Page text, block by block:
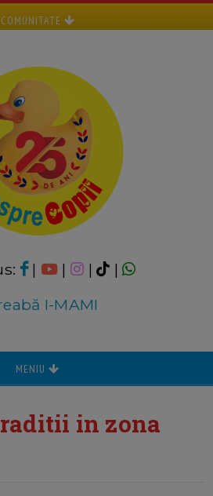
COMUNITATE
| | |
|
I-MAMI
MENIU
in zona